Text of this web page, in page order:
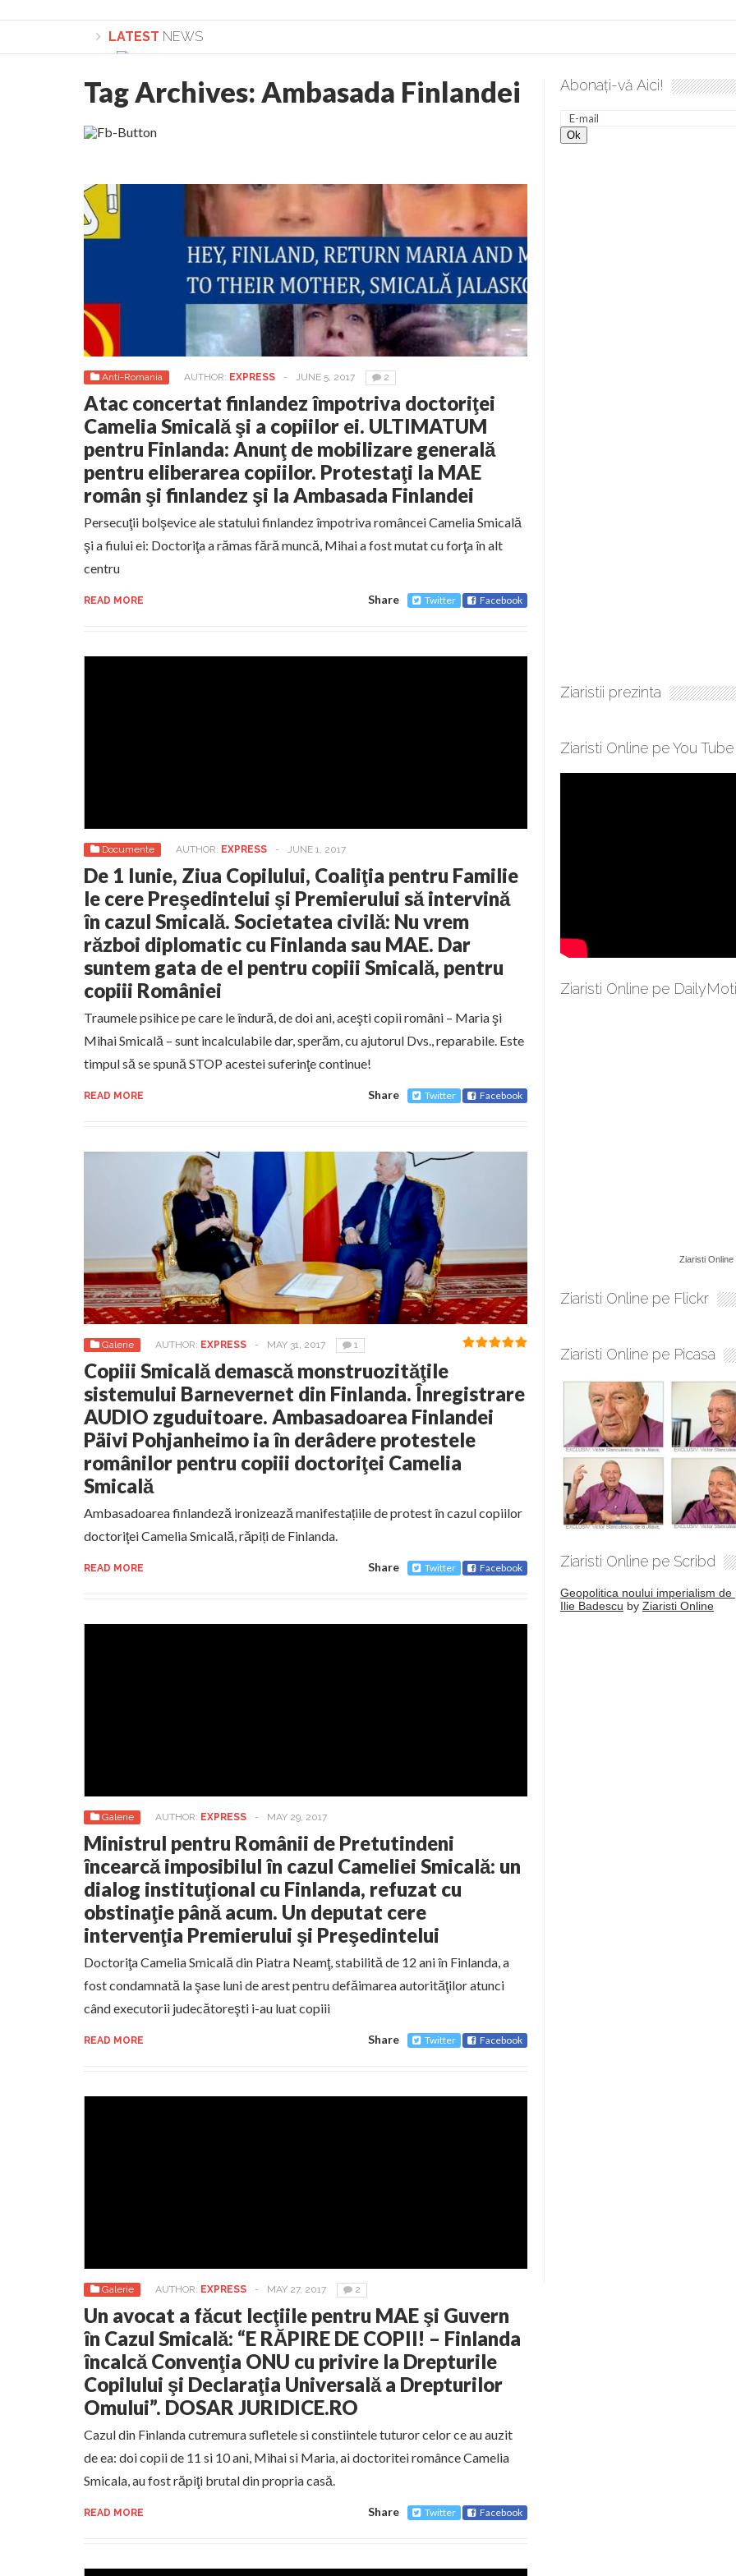
LATEST NEWS
Lepădarea de sine și urmarea lui Hristos. Calea spre desăvârșire. Gând de duminică de Elena Solunca Moise
Academia Română: 5G poate cauza CANCER. Guvernul, dat în judecată pentru HG 5G. Antenele de telefonie
La Mulți Ani, Eugen Mihăescu!
Pamfil Șeicaru omagiat la Mănăstirea ctitorită chiar de către el: Sfânta Ana – Orșova
Nu vă fie frică! FOTO și VIDEO cu Corneliu Vlad și Cavalerii noilor apocalipse. “O societate înfricoșată e mult
Mariana Nicolesco: Evenimentele Darclée la Televiziunea Naţională – o mare sărbătoare. VIDEO
Schimbarea la Față: “Acesta e Fiul Meu Mult Iubit – pe El să-l ascultați!” În inimi “să-nflorească, ca rod de har,
Turnătorul DIE Lucian Boia înjură din nou poporul român: “românii sunt slavi, nu latini”. Fostul agent ceaușist
Tag Archives: Ambasada Finlandei
Anti-Romania AUTHOR: EXPRESS - JUNE 5, 2017 2
Atac concertat finlandez împotriva doctoriţei
Camelia Smicală şi a copiilor ei. ULTIMATUM
pentru Finlanda: Anunţ de mobilizare generală
pentru eliberarea copiilor. Protestaţi la MAE
român şi finlandez şi la Ambasada Finlandei
Persecuţii bolşevice ale statului finlandez împotriva româncei Camelia Smicală
şi a fiului ei: Doctoriţa a rămas fără muncă, Mihai a fost mutat cu forţa în alt
centru
READ MORE Share Twitter Facebook
Documente AUTHOR: EXPRESS - JUNE 1, 2017
De 1 Iunie, Ziua Copilului, Coaliţia pentru Familie
le cere Preşedintelui şi Premierului să intervină
în cazul Smicală. Societatea civilă: Nu vrem
război diplomatic cu Finlanda sau MAE. Dar
suntem gata de el pentru copiii Smicală, pentru
copiii României
Traumele psihice pe care le îndură, de doi ani, aceşti copii români – Maria şi
Mihai Smicală – sunt incalculabile dar, sperăm, cu ajutorul Dvs., reparabile. Este
timpul să se spună STOP acestei suferinţe continue!
READ MORE Share Twitter Facebook
Galerie AUTHOR: EXPRESS - MAY 31, 2017 1
Copiii Smicală demască monstruozităţile
sistemului Barnevernet din Finlanda. Înregistrare
AUDIO zguduitoare. Ambasadoarea Finlandei
Päivi Pohjanheimo ia în derâdere protestele
românilor pentru copiii doctoriţei Camelia
Smicală
Ambasadoarea finlandeză ironizează manifestațiile de protest în cazul copiilor
doctoriţei Camelia Smicală, răpiți de Finlanda.
READ MORE Share Twitter Facebook
Galerie AUTHOR: EXPRESS - MAY 29, 2017
Ministrul pentru Românii de Pretutindeni
încearcă imposibilul în cazul Cameliei Smicală: un
dialog instituţional cu Finlanda, refuzat cu
obstinaţie până acum. Un deputat cere
intervenţia Premierului şi Preşedintelui
Doctoriţa Camelia Smicală din Piatra Neamţ, stabilită de 12 ani în Finlanda, a
fost condamnată la şase luni de arest pentru defăimarea autorităţilor atunci
când executorii judecătoreşti i-au luat copiii
READ MORE Share Twitter Facebook
Galerie AUTHOR: EXPRESS - MAY 27, 2017 2
Un avocat a făcut lecţiile pentru MAE şi Guvern
în Cazul Smicală: “E RĂPIRE DE COPII! – Finlanda
încalcă Convenţia ONU cu privire la Drepturile
Copilului şi Declaraţia Universală a Drepturilor
Omului”. DOSAR JURIDICE.RO
Cazul din Finlanda cutremura sufletele si constiintele tuturor celor ce au auzit
de ea: doi copii de 11 si 10 ani, Mihai si Maria, ai doctoritei românce Camelia
Smicala, au fost răpiţi brutal din propria casă.
READ MORE Share Twitter Facebook
Abonați-vă Aici!
Ziaristii prezinta
Ziaristi Online pe You Tube
Ziaristi Online pe
Ziaristi Online
Ziaristi Online pe Flickr
Ziaristi Online pe Picasa
Ziaristi Online pe Scribd
Geopolitica noului imperialism de
Ilie Badescu by Ziaristi Online